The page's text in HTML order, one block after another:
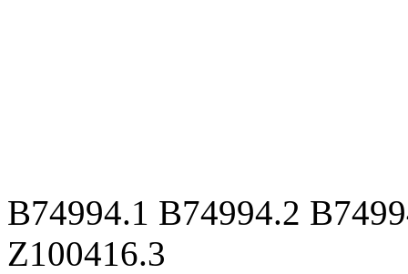
B74994.1 B74994.2
Z100416.3